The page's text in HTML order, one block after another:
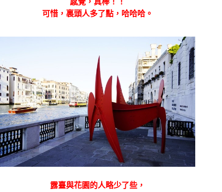
可惜，裏頭人多了點，哈哈哈。
露臺與花園的人略少了些，